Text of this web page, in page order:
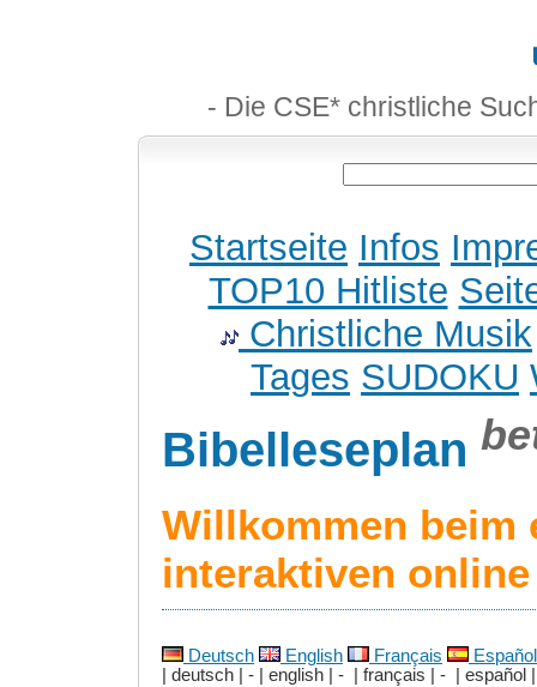
- Die CSE* christliche
Startseite Infos
TOP10 Hitliste
Christliche Musik
Tages SUDOKU
Bibelleseplan
Willkommen beim
interaktiven
Deutsch English Français
Español
| deutsch | - | english | - | français | - | español |